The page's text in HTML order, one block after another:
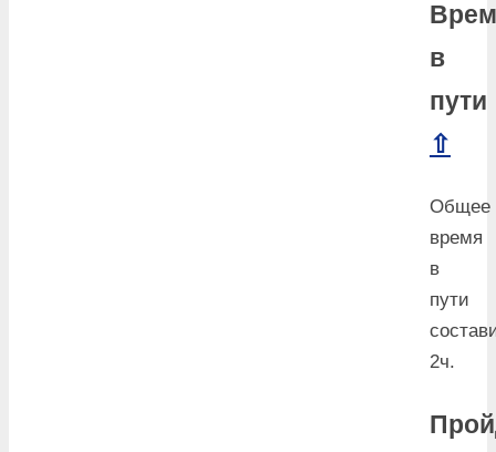
в
пути
⇧
Общее
время
в
пути
2ч.